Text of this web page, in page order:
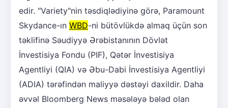
edir. "Variety"nin təsdiqlədiyinə görə, Paramount
Skydance-ın WBD-ni bütövlükdə almaq üçün son
təklifinə Səudiyyə Ərəbistanının Dövlət
İnvestisiya Fondu (PIF), Qətər İnvestisiya
Agentliyi (QIA) və Əbu-Dabi İnvestisiya Agentliyi
(ADIA) tərəfindən maliyyə dəstəyi daxildir. Daha
əvvəl Bloomberg News məsələyə bələd olan